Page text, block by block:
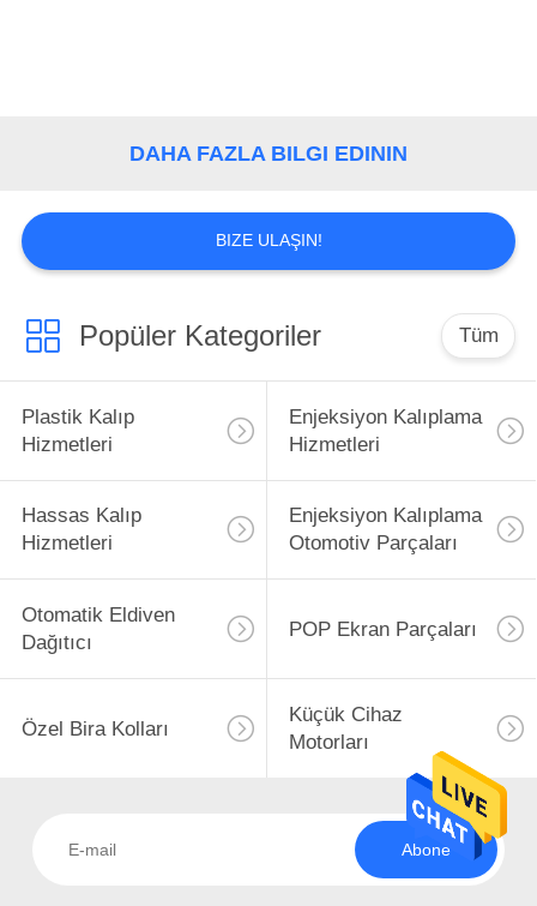
DAHA FAZLA BILGI EDININ
BIZE ULAŞIN!
Popüler Kategoriler Tüm
Plastik Kalıp
Hizmetleri
Enjeksiyon Kalıplama
Hizmetleri
Hassas Kalıp
Hizmetleri
Enjeksiyon Kalıplama
Otomotiv Parçaları
Otomatik Eldiven
Dağıtıcı
POP Ekran Parçaları
Özel Bira Kolları
Küçük Cihaz
Motorları
Abone